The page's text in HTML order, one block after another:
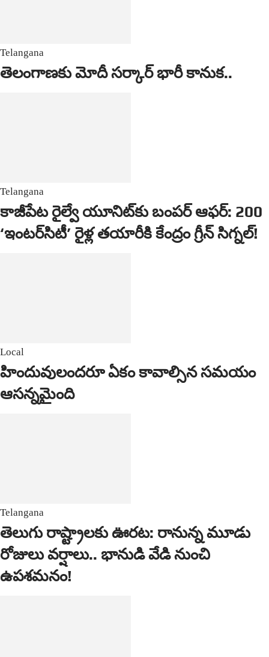
Telangana
తెలంగాణకు మోదీ సర్కార్ భారీ కానుక..
Telangana
కాజీపేట రైల్వే యూనిట్‌కు బంపర్ ఆఫర్: 200
‘ఇంటర్‌సిటీ’ రైళ్ల తయారీకి కేంద్రం గ్రీన్ సిగ్నల్!
Local
హిందువులందరూ ఏకం కావాల్సిన సమయం
ఆసన్నమైంది
Telangana
తెలుగు రాష్ట్రాలకు ఊరట: రానున్న మూడు
రోజులు వర్షాలు.. భానుడి వేడి నుంచి
ఉపశమనం!